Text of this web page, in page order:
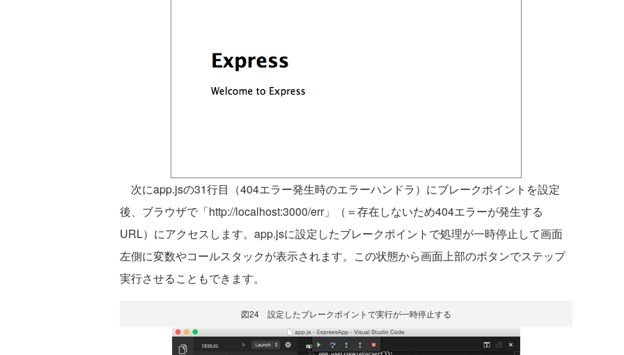
次にapp.jsの31行目（404エラー発生時のエラーハンドラ）にブレークポイントを設定
後、ブラウザで「http://localhost:3000/err」（＝存在しないため404エラーが発生する
URL）にアクセスします。app.jsに設定したブレークポイントで処理が一時停止して画面
左側に変数やコールスタックが表示されます。この状態から画面上部のボタンでステップ
実行させることもできます。
図24 設定したブレークポイントで実行が一時停止する